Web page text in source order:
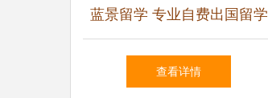
蓝景留学 专业自费出国留学
中介服务全解析
查看详情